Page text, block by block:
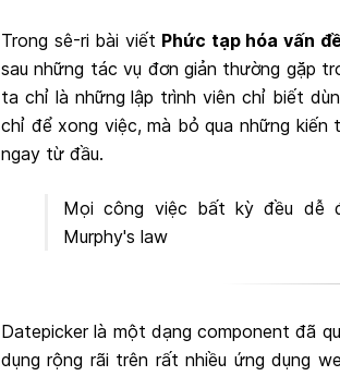
Trong sê-ri bài viết Phức tạp hóa vấn
sau những tác vụ đơn giản thường gặp
ta chỉ là những lập trình viên chỉ biết
chỉ để xong việc, mà bỏ qua những
ngay từ đầu.
Mọi công việc bất kỳ đều dễ
Murphy's law
Datepicker là một dạng component đã
dụng rộng rãi trên rất nhiều ứng dụng